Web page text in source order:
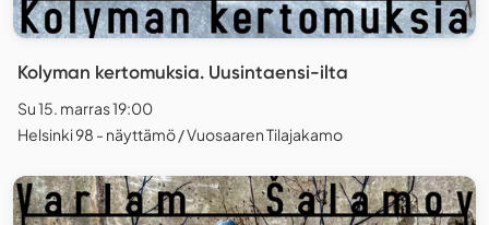
Kolyman kertomuksia. Uusintaensi-ilta
Su 15. marras 19:00
Helsinki 98 - näyttämö / Vuosaaren Tilajakamo